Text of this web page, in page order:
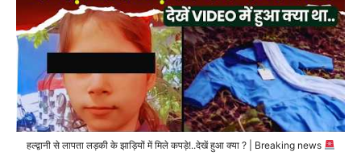
हल्द्वानी से लापता लड़की के झाड़ियों में मिले कपड़े!..देखें हुआ क्या ? | Breaking news